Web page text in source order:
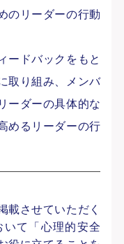
のリーダーの行動
ードバックをもと
取り組み、メンバ
ーダーの具体的な
めるリーダーの行
載させていただく
いて「心理的安全